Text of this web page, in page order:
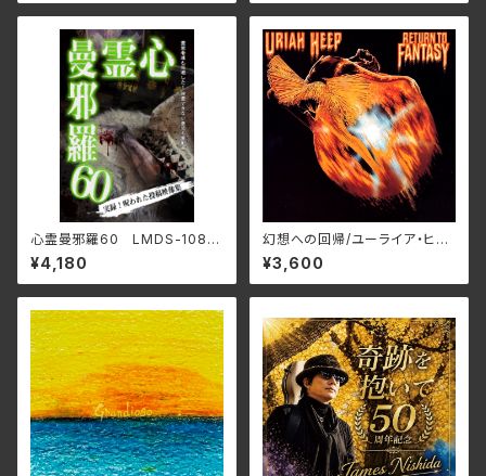
心霊曼邪羅60 LMDS-108
(仕様:DVD)
¥4,180
幻想への回帰/ユーライア・ヒー
プ BELLE-264386(仕様:SH
M-CD)
¥3,600